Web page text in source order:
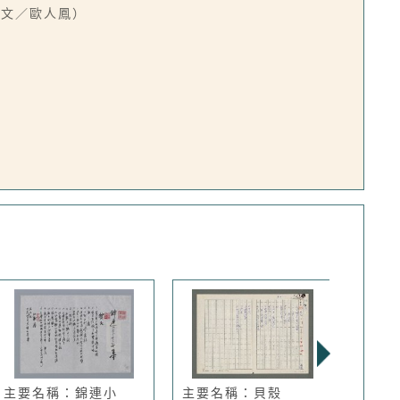
／歐人鳳）
主要名稱：錦連小 主要名稱：貝殼